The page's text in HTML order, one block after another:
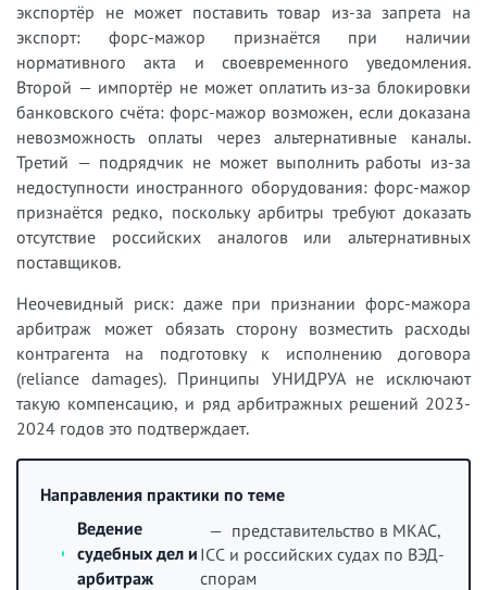
экспортёр не может поставить товар из-за запрета на
экспорт: форс-мажор признаётся при наличии
нормативного акта и своевременного уведомления.
Второй — импортёр не может оплатить из-за блокировки
банковского счёта: форс-мажор возможен, если доказана
невозможность оплаты через альтернативные каналы.
Третий — подрядчик не может выполнить работы из-за
недоступности иностранного оборудования: форс-мажор
признаётся редко, поскольку арбитры требуют доказать
отсутствие российских аналогов или альтернативных
поставщиков.
Неочевидный риск: даже при признании форс-мажора
арбитраж может обязать сторону возместить расходы
контрагента на подготовку к исполнению договора
(reliance damages). Принципы УНИДРУА не исключают
такую компенсацию, и ряд арбитражных решений 2023-
2024 годов это подтверждает.
Направления практики по теме
Ведение
судебных дел и
арбитраж
— представительство в МКАС,
ICC и российских судах по ВЭД-
спорам